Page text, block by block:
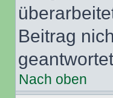
Beitrag
Nach oben